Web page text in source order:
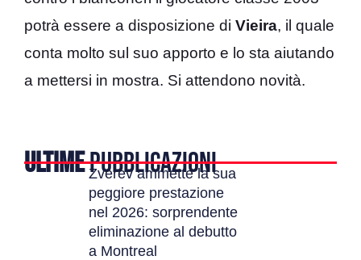
potrà essere a disposizione di Vieira, il quale
conta molto sul suo apporto e lo sta aiutando
a mettersi in mostra. Si attendono novità.
ULTIMEPUBBLICAZIONI
Zverev ammette la sua
peggiore prestazione
nel 2026: sorprendente
eliminazione al debutto
a Montreal